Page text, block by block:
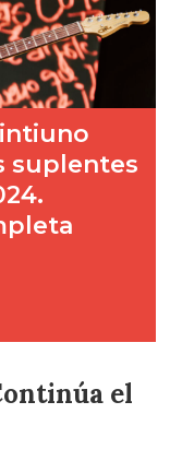
el